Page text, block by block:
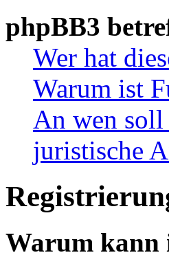
phpBB3
Wer hat
Warum ist
An wen soll
juristische
Warum kann